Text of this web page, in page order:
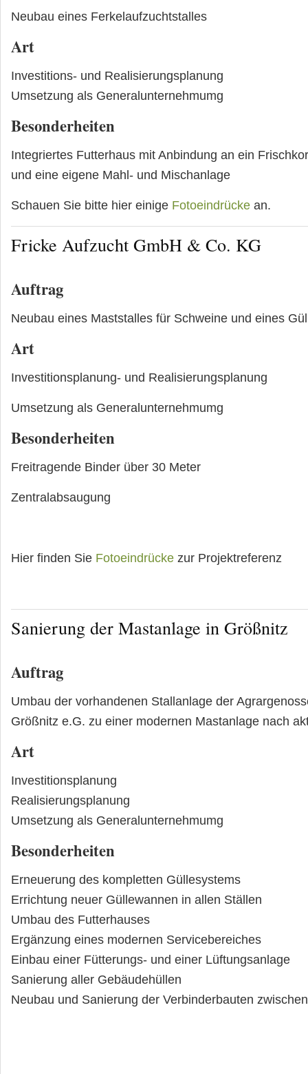
Neubau eines Ferkelaufzuchtstalles
Art
Investitions- und Realisierungsplanung
Umsetzung als Generalunternehmumg
Besonderheiten
Integriertes Futterhaus mit Anbindung an ein
und eine eigene Mahl- und Mischanlage
Schauen Sie bitte hier einige Fotoeindrücke an.
Fricke Aufzucht GmbH & Co. KG
Auftrag
Neubau eines Maststalles für Schweine und eines
Art
Investitionsplanung- und Realisierungsplanung
Umsetzung als Generalunternehmumg
Besonderheiten
Freitragende Binder über 30 Meter
Zentralabsaugung
Hier finden Sie Fotoeindrücke zur Projektreferenz
Sanierung der Mastanlage in Größnitz
Auftrag
Umbau der vorhandenen Stallanlage der
Größnitz e.G. zu einer modernen Mastanlage nach
Art
Investitionsplanung
Realisierungsplanung
Umsetzung als Generalunternehmumg
Besonderheiten
Erneuerung des kompletten Güllesystems
Errichtung neuer Güllewannen in allen Ställen
Umbau des Futterhauses
Ergänzung eines modernen Servicebereiches
Einbau einer Fütterungs- und einer Lüftungsanlage
Sanierung aller Gebäudehüllen
Neubau und Sanierung der Verbinderbauten